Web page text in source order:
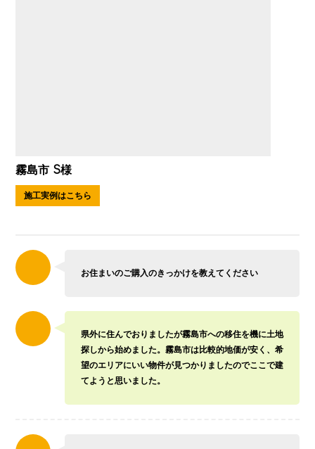
霧島市 S様
施工実例はこちら
お住まいのご購入のきっかけを教えてください
県外に住んでおりましたが霧島市への移住を機に土地
探しから始めました。霧島市は比較的地価が安く、希
望のエリアにいい物件が見つかりましたのでここで建
てようと思いました。